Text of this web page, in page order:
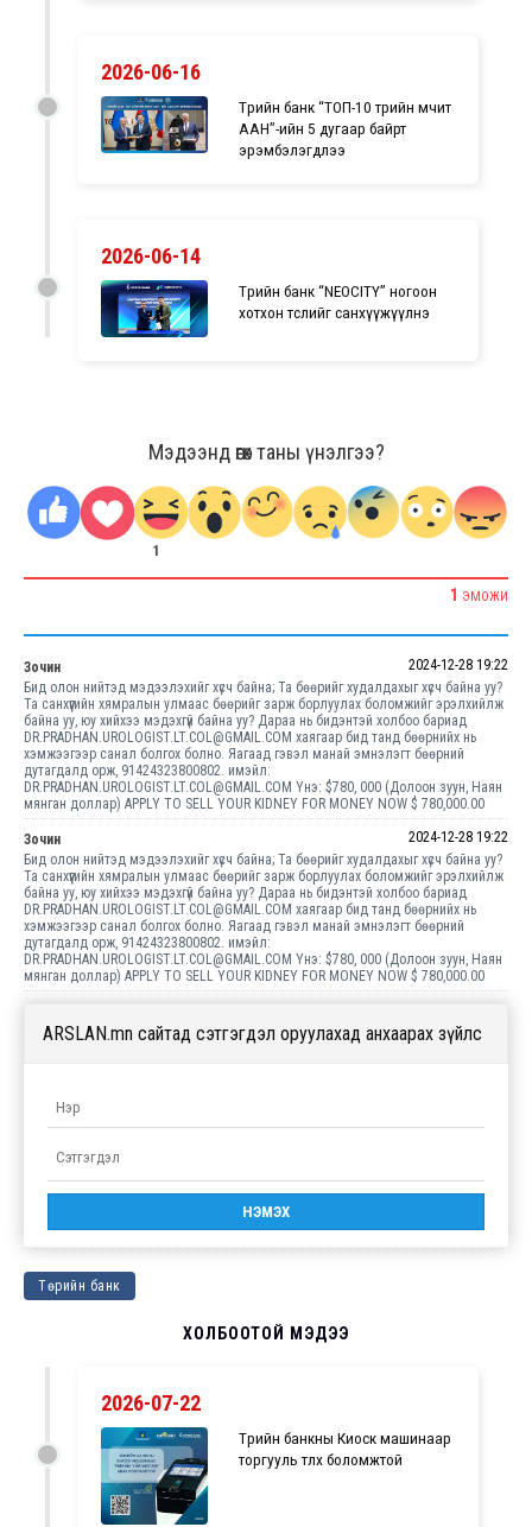
2026-06-16
Төрийн банк “ТОП-10 төрийн өмчит
ААН”-ийн 5 дугаар байрт
эрэмбэлэгдлээ
2026-06-14
Төрийн банк “NEOCITY” ногоон
хотхон төслийг санхүүжүүлнэ
Мэдээнд өгөх таны үнэлгээ?
1
1 ЭМОЖИ
Зочин
2024-12-28 19:22
Бид олон нийтэд мэдээлэхийг хүсч байна; Та бөөрийг худалдахыг хүсч байна уу?
Та санхүүгийн хямралын улмаас бөөрийг зарж борлуулах боломжийг эрэлхийлж
байна уу, юу хийхээ мэдэхгүй байна уу? Дараа нь бидэнтэй холбоо бариад
DR.PRADHAN.UROLOGIST.LT.COL@GMAIL.COM хаягаар бид танд бөөрнийх нь
хэмжээгээр санал болгох болно. Яагаад гэвэл манай эмнэлэгт бөөрний
дутагдалд орж, 91424323800802. имэйл:
DR.PRADHAN.UROLOGIST.LT.COL@GMAIL.COM Yнэ: $780, 000 (Долоон зуун, Наян
мянган доллар) APPLY TO SELL YOUR KIDNEY FOR MONEY NOW $ 780,000.00
Зочин
2024-12-28 19:22
Бид олон нийтэд мэдээлэхийг хүсч байна; Та бөөрийг худалдахыг хүсч байна уу?
Та санхүүгийн хямралын улмаас бөөрийг зарж борлуулах боломжийг эрэлхийлж
байна уу, юу хийхээ мэдэхгүй байна уу? Дараа нь бидэнтэй холбоо бариад
DR.PRADHAN.UROLOGIST.LT.COL@GMAIL.COM хаягаар бид танд бөөрнийх нь
хэмжээгээр санал болгох болно. Яагаад гэвэл манай эмнэлэгт бөөрний
дутагдалд орж, 91424323800802. имэйл:
DR.PRADHAN.UROLOGIST.LT.COL@GMAIL.COM Yнэ: $780, 000 (Долоон зуун, Наян
мянган доллар) APPLY TO SELL YOUR KIDNEY FOR MONEY NOW $ 780,000.00
ARSLAN.mn сайтад сэтгэгдэл оруулахад анхаарах зүйлс
Төрийн банк
ХОЛБООТОЙ МЭДЭЭ
2026-07-22
Төрийн банкны Киоск машинаар
торгууль төлөх боломжтой